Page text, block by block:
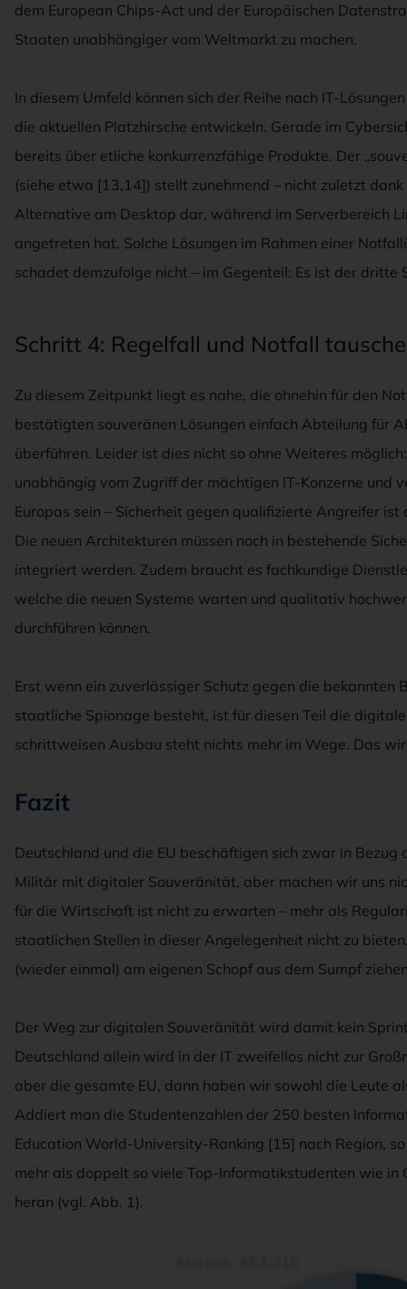
dem European Chips-Act und der Europäischen
Staaten unabhängiger vom Weltmarkt zu machen.
In diesem Umfeld können sich der Reihe nach IT-
die aktuellen Platzhirsche entwickeln. Gerade im
bereits über etliche konkurrenzfähige Produkte. Der
(siehe etwa [13,14]) stellt zunehmend – nicht zuletzt
Alternative am Desktop dar, während im Serverbereich
angetreten hat. Solche Lösungen im Rahmen einer
schadet demzufolge nicht – im Gegenteil: Es ist der
Schritt 4: Regelfall und Notfall
Zu diesem Zeitpunkt liegt es nahe, die ohnehin für den
bestätigten souveränen Lösungen einfach Abteilung für
überführen. Leider ist dies nicht so ohne Weiteres
unabhängig vom Zugriff der mächtigen IT-Konzerne und
Europas sein – Sicherheit gegen qualifizierte Angreifer
Die neuen Architekturen müssen noch in bestehende
integriert werden. Zudem braucht es fachkundige
welche die neuen Systeme warten und qualitativ
durchführen können.
Erst wenn ein zuverlässiger Schutz gegen die bekannten
staatliche Spionage besteht, ist für diesen Teil die
schrittweisen Ausbau steht nichts mehr im Wege. Das
Fazit
Deutschland und die EU beschäftigen sich zwar in
Militär mit digitaler Souveränität, aber machen wir uns
für die Wirtschaft ist nicht zu erwarten – mehr als
staatlichen Stellen in dieser Angelegenheit nicht zu
(wieder einmal) am eigenen Schopf aus dem Sumpf
Der Weg zur digitalen Souveränität wird damit kein
Deutschland allein wird in der IT zweifellos nicht zur
aber die gesamte EU, dann haben wir sowohl die Leute
Addiert man die Studentenzahlen der 250 besten
Education World-University-Ranking [15] nach Region,
mehr als doppelt so viele Top-Informatikstudenten wie in
heran (vgl. Abb. 1).